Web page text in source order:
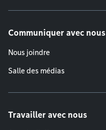
Communiquer avec nous
Nous joindre
Salle des médias
Travailler avec nous